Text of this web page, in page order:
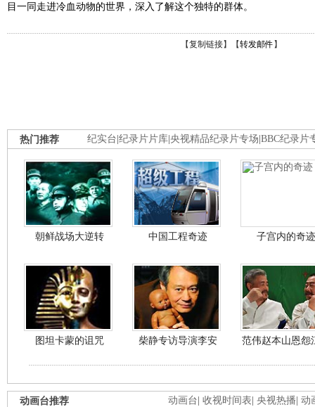
目一同走进冷血动物的世界，深入了解这个独特的群体。
【复制链接】【转发邮件 】
纪实台 纪录片片库 央视精品纪录片专场 BBC纪录片
热门推荐
朝鲜战场大逆转 中国工程奇迹 子宫内的奇迹
图坦卡蒙的诅咒 柴静专访导演李安 范伟赵本山恩怨
动画台 收视时间表 央视热播 动
动画台推荐